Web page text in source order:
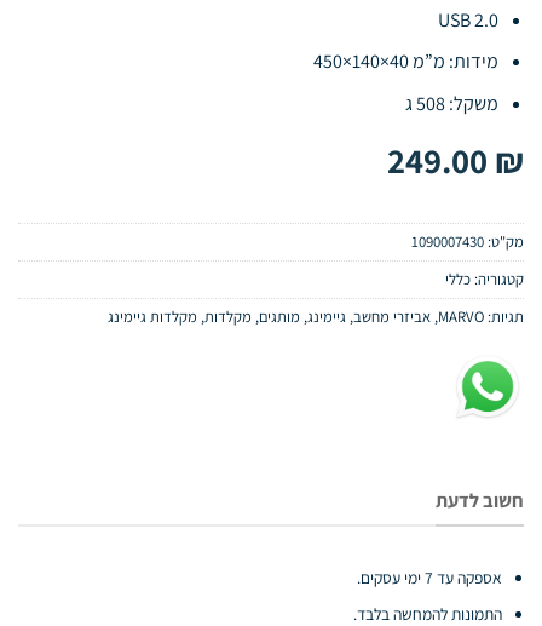
USB 2.0
מידות: מ”מ 40×140×450
משקל: 508 ג
249.00 ₪
מק"ט: 1090007430
קטגוריה: כללי
תגיות: MARVO
, אביזרי מחשב, גיימינג, מותגים, מקלדות, מקלדות גיימינג
חשוב לדעת
אספקה עד 7 ימי עסקים.
התמונות להמחשה בלבד.